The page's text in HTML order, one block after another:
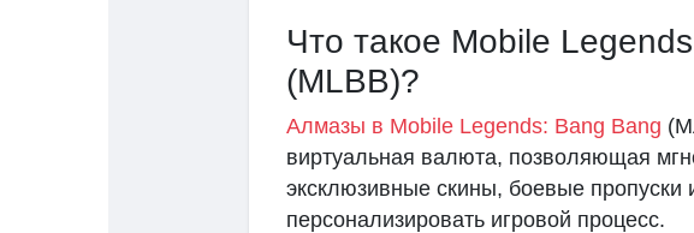
Что такое Mobile
(MLBB)?
Алмазы в Mobile Legends: Bang Bang
виртуальная валюта, позволяющая
эксклюзивные скины, боевые пропуски
персонализировать игровой процесс.